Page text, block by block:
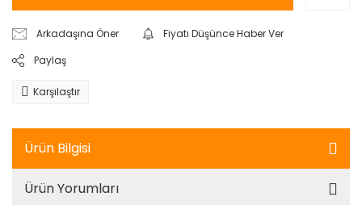
Arkadaşına Öner
Fiyatı Düşünce Haber Ver
Paylaş
Karşılaştır
Ürün Bilgisi
Ürün Yorumları